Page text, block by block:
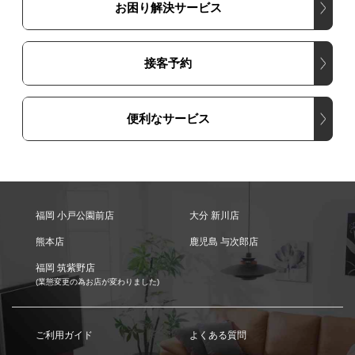
お困り解決サービス
接客予約
便利なサービス
福岡 小戸公園前店 大分 新川店
熊本店 鹿児島 与次郎店
福岡 筑紫野店
(業態変更の為お店が変わりました)
ご利用ガイド よくある質問